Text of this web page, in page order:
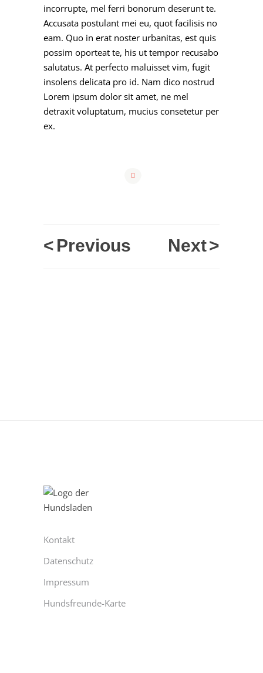
incorrupte, mel ferri bonorum deserunt te.
Accusata postulant mei eu, quot facilisis no
eam. Quo in erat noster urbanitas, est quis
possim oporteat te, his ut tempor recusabo
salutatus. At perfecto maluisset vim, fugit
insolens delicata pro id. Nam dico nostrud
Lorem ipsum dolor sit amet, ne mel
detraxit voluptatum, mucius consetetur per
ex.
< Previous >
Next
Kontakt
Datenschutz
Impressum
Hundsfreunde-Karte